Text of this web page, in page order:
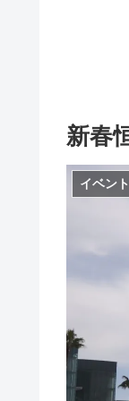
新春
イベント